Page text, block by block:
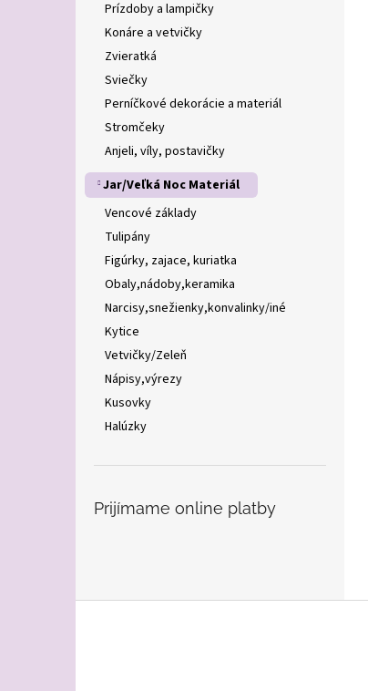
Prízdoby a lampičky
Konáre a vetvičky
Zvieratká
Sviečky
Perníčkové dekorácie a materiál
Stromčeky
Anjeli, víly, postavičky
Jar/Veľká Noc Materiál
Vencové základy
Tulipány
Figúrky, zajace, kuriatka
Obaly,nádoby,keramika
Narcisy,snežienky,konvalinky/iné
Kytice
Vetvičky/Zeleň
Nápisy,výrezy
Kusovky
Halúzky
Prijímame online platby